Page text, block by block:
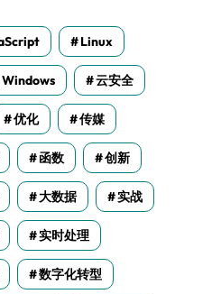
Linux
Windows 云安全
优化 传媒
函数 创新
大数据 实战
实时处理
数字化转型